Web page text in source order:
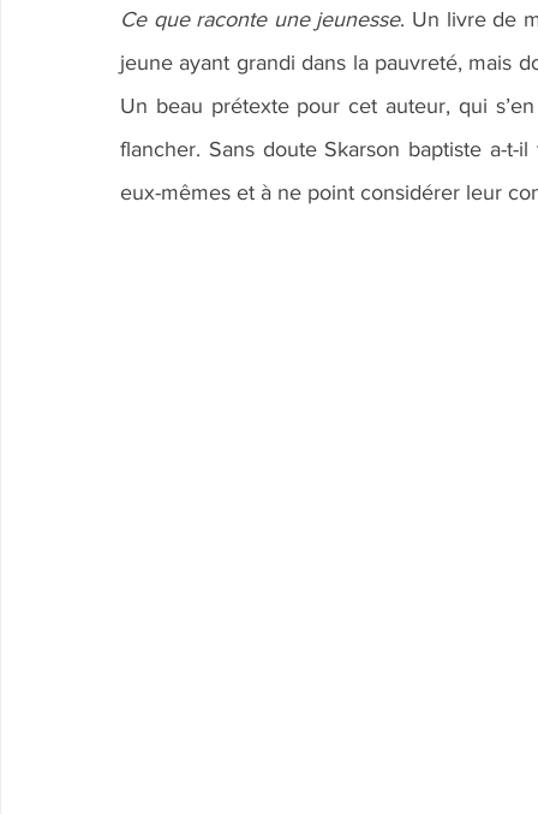
Ce que raconte une jeunesse. Un livre de
jeune ayant grandi dans la pauvreté, mais
Un beau prétexte pour cet auteur, qui
flancher. Sans doute Skarson baptiste a-
eux-mêmes et à ne point considérer leur